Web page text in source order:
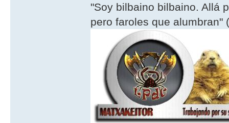
"Soy bilbaino bilbaino. Allá
pero faroles que alumbran"